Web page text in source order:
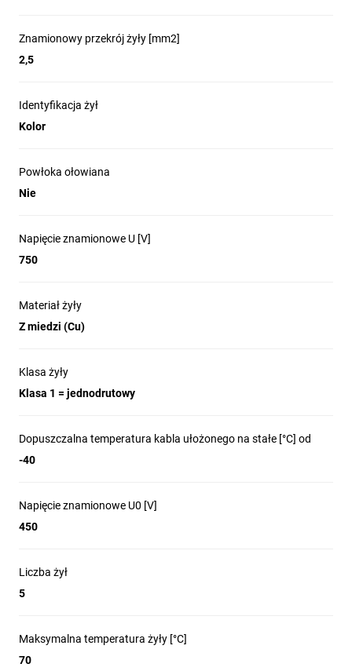
Znamionowy przekrój żyły [mm2]
2,5
Identyfikacja żył
Kolor
Powłoka ołowiana
Nie
Napięcie znamionowe U [V]
750
Materiał żyły
Z miedzi (Cu)
Klasa żyły
Klasa 1 = jednodrutowy
Dopuszczalna temperatura kabla ułożonego na stałe [°C] od
-40
Napięcie znamionowe U0 [V]
450
Liczba żył
5
Maksymalna temperatura żyły [°C]
70